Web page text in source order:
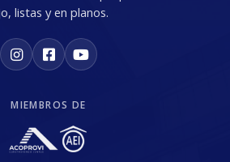
listas y en planos.
MIEMBROS DE